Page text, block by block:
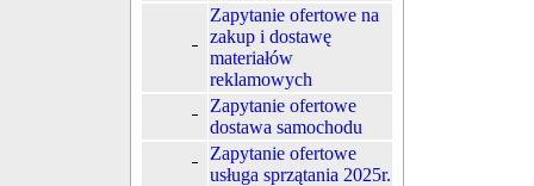
Zapytanie ofertowe na
zakup i dostawę
materiałów
reklamowych
Zapytanie ofertowe
dostawa samochodu
Zapytanie ofertowe
usługa sprzątania 2025r.